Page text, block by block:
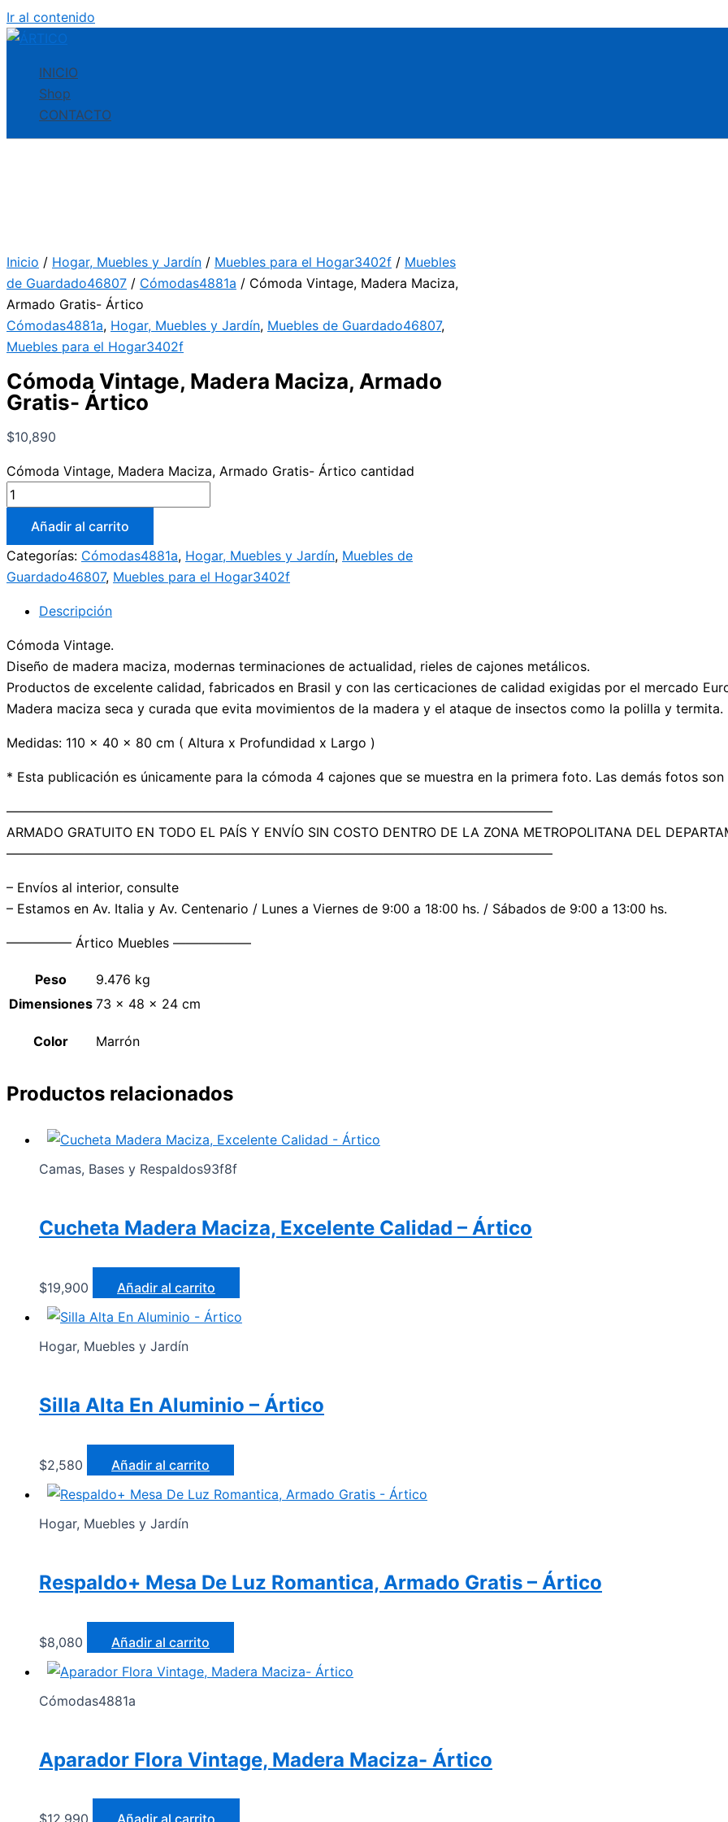
Ir al contenido
INICIO
Shop
CONTACTO
Inicio / Hogar, Muebles y Jardín / Muebles para el Hogar3402f / Muebles
de Guardado46807 / Cómodas4881a / Cómoda Vintage, Madera Maciza,
Armado Gratis- Ártico
Cómodas4881a, Hogar, Muebles y Jardín, Muebles de Guardado46807,
Muebles para el Hogar3402f
Cómoda Vintage, Madera Maciza, Armado
Gratis- Ártico
$10,890
Cómoda Vintage, Madera Maciza, Armado Gratis- Ártico cantidad
Añadir al carrito
Categorías: Cómodas4881a, Hogar, Muebles y Jardín, Muebles de
Guardado46807, Muebles para el Hogar3402f
Descripción
Cómoda Vintage.
Diseño de madera maciza, modernas terminaciones de actualidad, rieles de cajones metálicos.
Productos de excelente calidad, fabricados en Brasil y con las certicaciones de calidad exigidas por el mercado
Madera maciza seca y curada que evita movimientos de la madera y el ataque de insectos como la polilla y termita.
Medidas: 110 x 40 x 80 cm ( Altura x Profundidad x Largo )
* Esta publicación es únicamente para la cómoda 4 cajones que se muestra en la primera foto. Las demás fotos
——————————————————————————————————————————
ARMADO GRATUITO EN TODO EL PAÍS Y ENVÍO SIN COSTO DENTRO DE LA ZONA METROPOLITANA DEL
——————————————————————————————————————————
– Envíos al interior, consulte
– Estamos en Av. Italia y Av. Centenario / Lunes a Viernes de 9:00 a 18:00 hs. / Sábados de 9:00 a 13:00 hs.
————— Ártico Muebles ——————
Peso
9.476 kg
Dimensiones 73 × 48 × 24 cm
Color Marrón
Productos relacionados
Camas, Bases y Respaldos93f8f
Cucheta Madera Maciza, Excelente Calidad – Ártico
$19,900 Añadir al carrito
Hogar, Muebles y Jardín
Silla Alta En Aluminio – Ártico
$2,580 Añadir al carrito
Hogar, Muebles y Jardín
Respaldo+ Mesa De Luz Romantica, Armado Gratis – Ártico
$8,080 Añadir al carrito
Cómodas4881a
Aparador Flora Vintage, Madera Maciza- Ártico